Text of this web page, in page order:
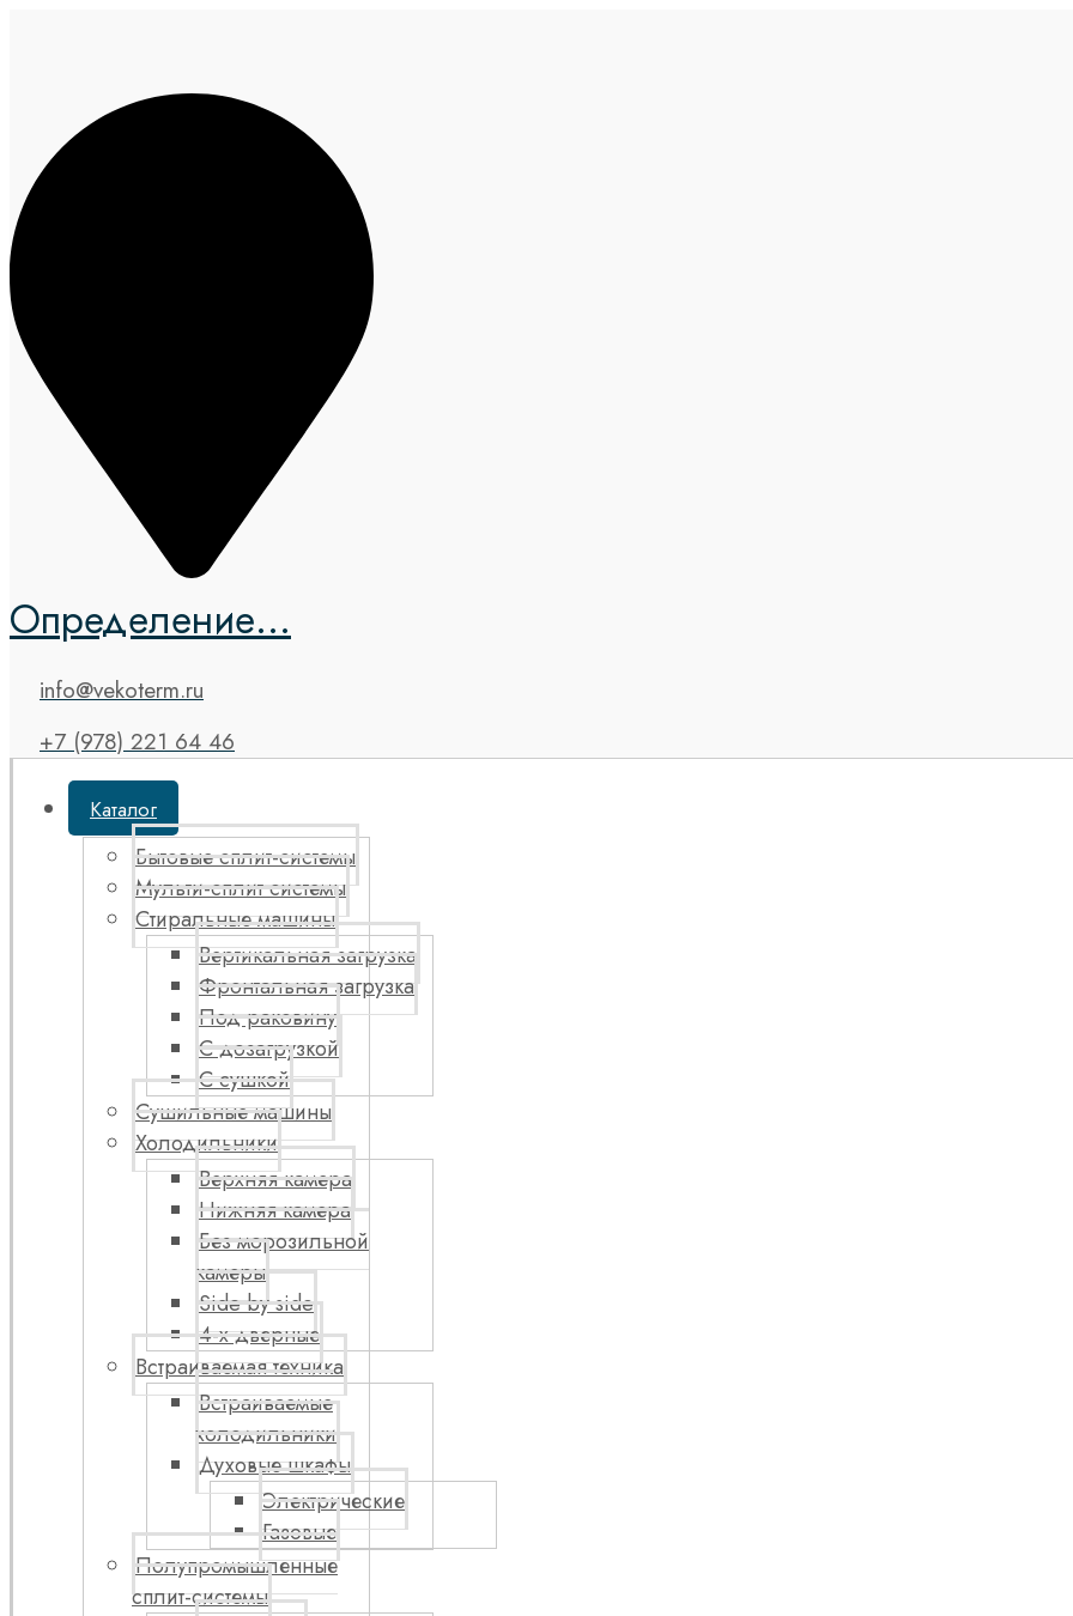
Определение...
info@vekoterm.ru
+7 (978) 221 64 46
Каталог
Бытовые сплит-системы
Мульти-сплит системы
Стиральные машины
Вертикальная загрузка
Фронтальная загрузка
Под раковину
С дозагрузкой
С сушкой
Сушильные машины
Холодильники
Верхняя камера
Нижняя камера
Без морозильной
камеры
Side by side
4-х дверные
Встраиваемая техника
Встраиваемые
холодильники
Духовые шкафы
Электрические
Газовые
Полупромышленные
сплит-системы